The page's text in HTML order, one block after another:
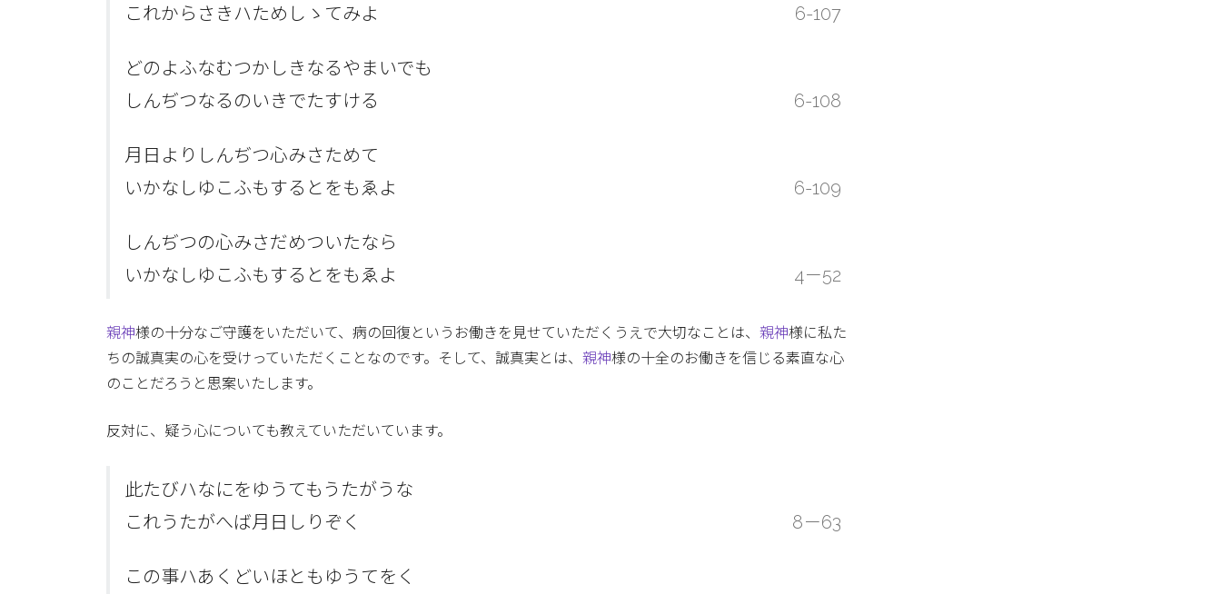
これからさきハためしゝてみよ
6-107
どのよふなむつかしきなるやまいでも
しんぢつなるのいきでたすける
6-108
月日よりしんぢつ心みさためて
いかなしゆこふもするとをもゑよ
6-109
しんぢつの心みさだめついたなら
いかなしゆこふもするとをもゑよ
4－52
親神様の十分なご守護をいただいて、病の回復というお働きを見せていただくうえで大切なことは、 親神様に私た
ちの誠真実の心を受けっていただくことなのです。そして、誠真実とは、 親神様の十全のお働きを信じる素直な心
のことだろうと思案いたします。
反対に、疑う心についても教えていただいています。
此たびハなにをゆうてもうたがうな
これうたがへば月日しりぞく
8－63
この事ハあくどいほともゆうてをく